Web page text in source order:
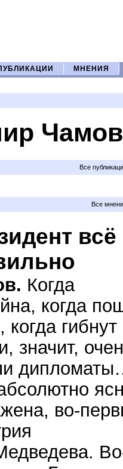
МНЕНИЯ
Чамов
Все
Все
всё
Когда
когда
гибнут
значит,
во-